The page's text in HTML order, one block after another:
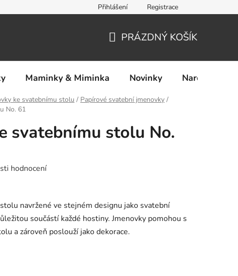
Ochrana osobních údajůPřihlášení Registrace
KOŠÍK
PRÁZDNÝ KOŠÍK
Maminky & Miminka Novinky Narozeniny
ke svatebnímu stolu / Papírové svatební jmenovky /
No. 61
svatebnímu stolu No.
hodnocení
navržené ve stejném designu jako svatební
součástí každé hostiny. Jmenovky pomohou s
a zároveň poslouží jako dekorace.